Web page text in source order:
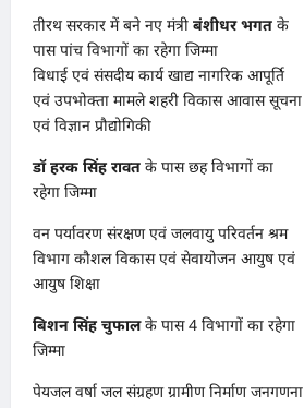
तीरथ सरकार में बने नए मंत्री बंशीधर भगत के
पास पांच विभागों का रहेगा जिम्मा
विधाई एवं संसदीय कार्य खाद्य नागरिक आपूर्ति
एवं उपभोक्ता मामले शहरी विकास आवास सूचना
एवं विज्ञान प्रौद्योगिकी
डॉ हरक सिंह रावत के पास छह विभागों का
रहेगा जिम्मा
वन पर्यावरण संरक्षण एवं जलवायु परिवर्तन श्रम
विभाग कौशल विकास एवं सेवायोजन आयुष एवं
आयुष शिक्षा
बिशन सिंह चुफालके पास 4 विभागों का रहेगा
जिम्मा
पेयजल वर्षा जल संग्रहण ग्रामीण निर्माण जनगणना